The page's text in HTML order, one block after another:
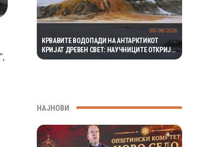
КРВАВИТЕ ВОДОПАДИ НА АНТАРКТИКОТ
КРИЈАТ ДРЕВЕН СВЕТ: НАУЧНИЦИТЕ ОТКРИЈА
ЕКОСИСТЕМ ИЗОЛИРАН ПОВЕЌЕ ОД 1,5
05/08/2026
НАЈНОВИ